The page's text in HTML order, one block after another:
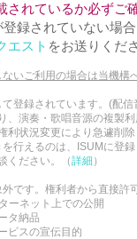
れているか必ずご
録されていない場
エスト をお送りくだ
いご利用の場合は当機
登録されています。(配
、演奏・歌唱音源の複製利
利状況変更により急遽削
を行えるのは、ISUMに登
ください。（詳細 ）
です。権利者から直接許
ーネット上での公開
タ納品
ビスの宣伝目的